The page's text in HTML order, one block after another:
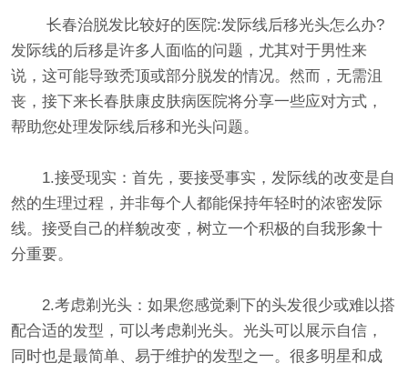
长春治脱发比较好的医院:发际线后移光头怎么办?
发际线的后移是许多人面临的问题，尤其对于男性来
说，这可能导致秃顶或部分脱发的情况。然而，无需沮
丧，接下来长春肤康皮肤病医院将分享一些应对方式，
帮助您处理发际线后移和光头问题。
1.接受现实：首先，要接受事实，发际线的改变是自
然的生理过程，并非每个人都能保持年轻时的浓密发际
线。接受自己的样貌改变，树立一个积极的自我形象十
分重要。
2.考虑剃光头：如果您感觉剩下的头发很少或难以搭
配合适的发型，可以考虑剃光头。光头可以展示自信，
同时也是最简单、易于维护的发型之一。很多明星和成